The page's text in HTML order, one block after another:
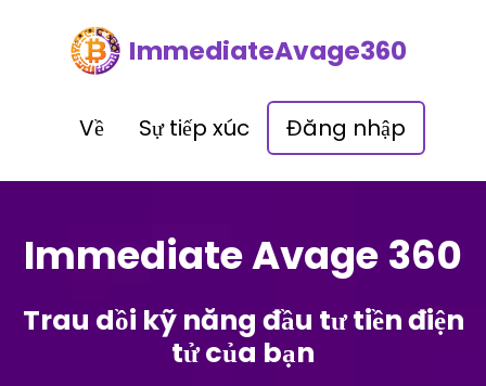
ImmediateAvage360
Về Sự tiếp xúc Đăng nhập
Immediate Avage 360
Trau dồi kỹ năng đầu tư tiền điện
tử của bạn